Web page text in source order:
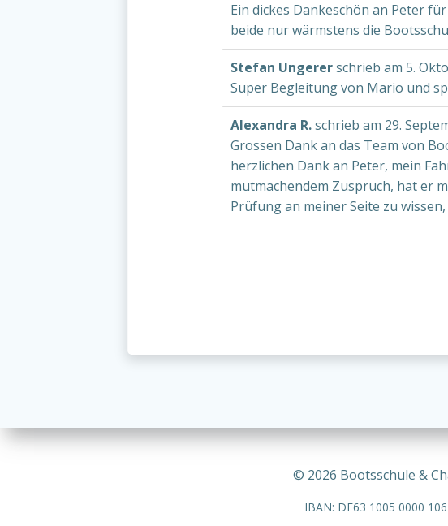
Ein dickes Dankeschön an Peter
beide nur wärmstens die
Stefan Ungererschrieb am 5.
Super Begleitung von Mario und
Alexandra R.schrieb am 29.
Grossen Dank an das Team von
herzlichen Dank an Peter, mein
mutmachendem Zuspruch, hat er
Prüfung an meiner Seite zu
© 2026 Bootsschule &
IBAN: DE63 1005 0000